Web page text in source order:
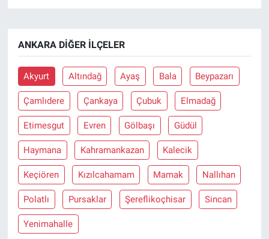
ANKARA DIĞER İLÇELER
Akyurt Altındağ Ayaş Bala Beypazarı
Çamlıdere Çankaya Çubuk Elmadağ
Etimesgut Evren Gölbaşı Güdül
Haymana Kahramankazan Kalecik
Keçiören Kızılcahamam Mamak Nallıhan
Polatlı Pursaklar Şereflikoçhisar Sincan
Yenimahalle
Kimdir
Koronavirüs
Kültür Sanat
Ne demişti
Nedir
Popüler
Programlar